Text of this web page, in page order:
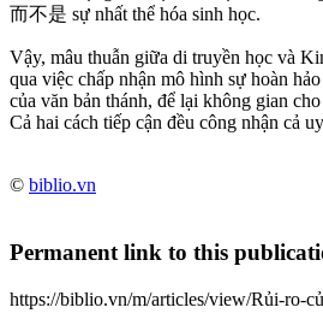
而不是 sự nhất thể hóa sinh học.
Vậy, mâu thuẫn giữa di truyền học và
qua việc chấp nhận mô hình sự hoàn
của văn bản thánh, để lại không gian
Cả hai cách tiếp cận đều công nhận cả
© biblio.vn
Permanent link to this
https://biblio.vn/m/articles/view/Rủi-ro-